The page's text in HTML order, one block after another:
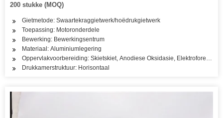
200 stukke (MOQ)
Gietmetode: Swaartekraggietwerk/hoëdrukgietwerk
Toepassing: Motoronderdele
Bewerking: Bewerkingsentrum
Materiaal: Aluminiumlegering
Oppervlakvoorbereiding: Skietskiet, Anodiese Oksidasie, Elektroforeties
Drukkamerstruktuur: Horisontaal